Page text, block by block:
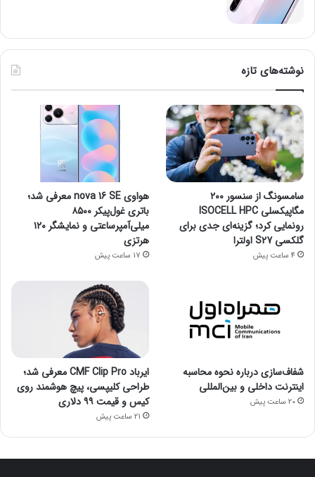
نوشته‌های تازه
سامسونگ از سنسور ۲۰۰
مگاپیکسلی ISOCELL HPC
رونمایی کرد؛ گزینه‌ای جدی برای
گلکسی S27 اولترا
4 ساعت پیش
هواوی nova 16 SE معرفی شد؛
باتری غول‌پیکر ۸۵۰۰
میلی‌آمپرساعتی و نمایشگر ۱۲۰
هرتزی
17 ساعت پیش
شفاف‌سازی درباره نحوه محاسبه
اینترنت داخلی و بین‌المللی
20 ساعت پیش
ایرباد CMF Clip Pro معرفی شد؛
طراحی کلیپسی، پیچ هوشمند روی
کیس و قیمت ۹۹ دلاری
21 ساعت پیش